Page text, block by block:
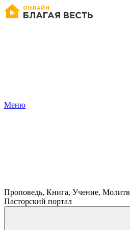
Меню
Проповедь, Книга, Учение,
Пасторский портал